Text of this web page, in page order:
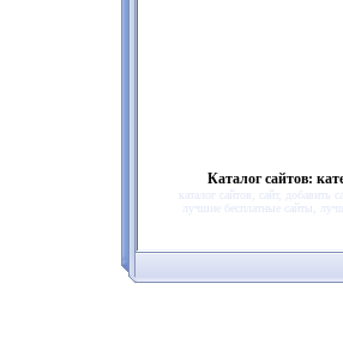
Каталог сайтов:
каталог сайтов, сайт,
лучшие бесплатные сайты,